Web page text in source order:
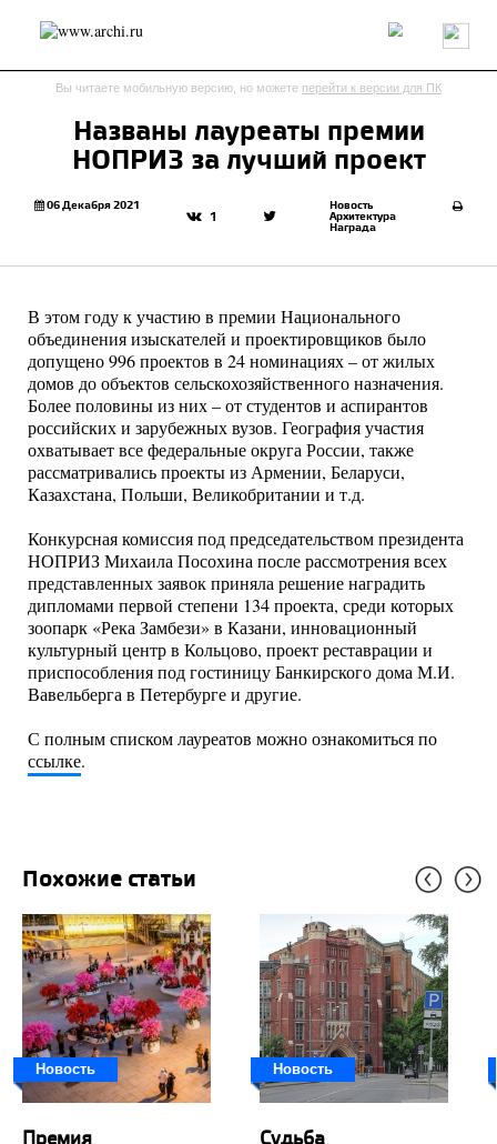
Россия Мир Технологии Интерьер Пресса
Архитекторы
Анонсы конкурсов
Блог
Журнал
Интервью Исследование
Результаты конкурса
Репортаж
Рецензия Архитектура
Выставка
Книги
Наследие Образование
Урбанистика
Эко
Вы читаете мобильную версию, но можете перейти к версии для ПК
Названы лауреаты премии
НОПРИЗ за лучший проект
06 Декабря 2021
1
Новость
Архитектура
Награда
В этом году к участию в премии Национального
объединения изыскателей и проектировщиков было
допущено 996 проектов в 24 номинациях – от жилых
домов до объектов сельскохозяйственного назначения.
Более половины из них – от студентов и аспирантов
российских и зарубежных вузов. География участия
охватывает все федеральные округа России, также
рассматривались проекты из Армении, Беларуси,
Казахстана, Польши, Великобритании и т.д.
Конкурсная комиссия под председательством президента
НОПРИЗ Михаила Посохина после рассмотрения всех
представленных заявок приняла решение наградить
дипломами первой степени 134 проекта, среди которых
зоопарк «Река Замбези» в Казани, инновационный
культурный центр в Кольцово, проект реставрации и
приспособления под гостиницу Банкирского дома М.И.
Вавельберга в Петербурге и другие.
С полным списком лауреатов можно ознакомиться по
ссылке.
Похожие статьи
Новость
Премия
Новость
Судьба